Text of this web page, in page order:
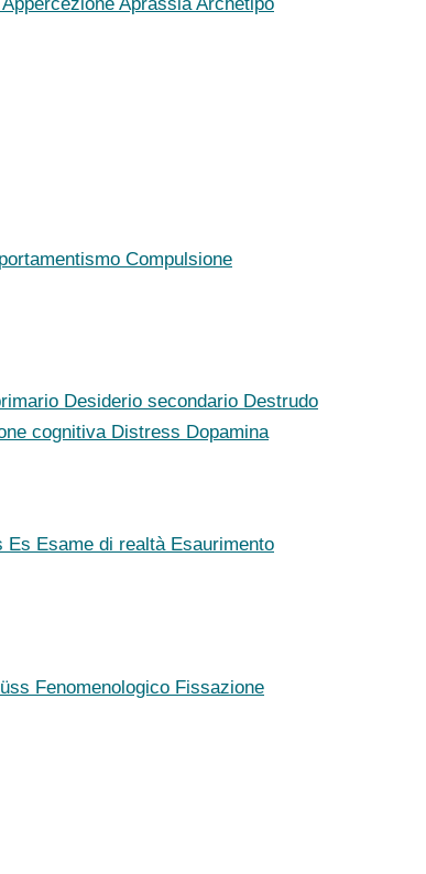
Compulsione
Desiderio secondario Destrudo
cognitiva Distress Dopamina
Es Esame di realtà Esaurimento
Fenomenologico Fissazione